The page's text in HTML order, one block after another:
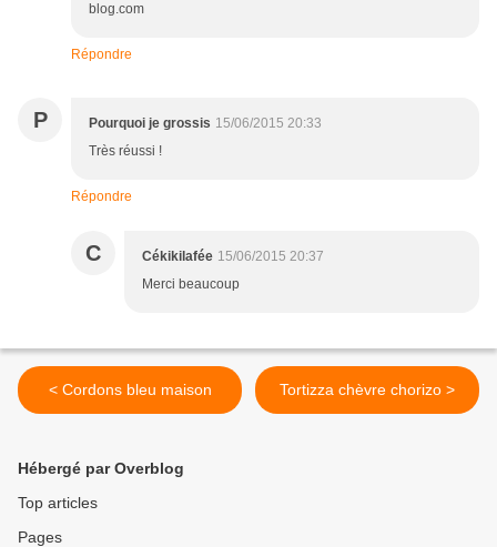
blog.com
Répondre
P Pourquoi je grossis 15/06/2015 20:33
Très réussi !
Répondre
C Cékikilafée 15/06/2015 20:37
Merci beaucoup
< Cordons bleu maison Tortizza chèvre chorizo >
Hébergé par Overblog
Top articles
Pages